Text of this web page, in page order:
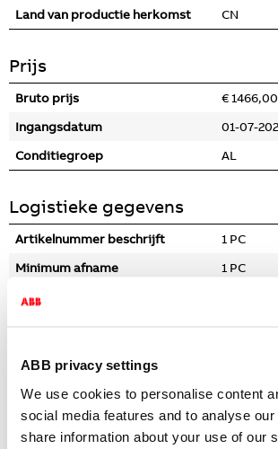
ABB privacy settings
We use cookies to personalise content
social media features and to analyse
share information about your use of our
Land van productie herkomst
CN
Prijs
Bruto prijs
€
Ingangsdatum
01-07-
Conditiegroep
AL
Logistieke gegevens
Artikelnummer beschrijft
1 PC
Minimum afname
1 PC
Stapgrootte afname
Specificaties